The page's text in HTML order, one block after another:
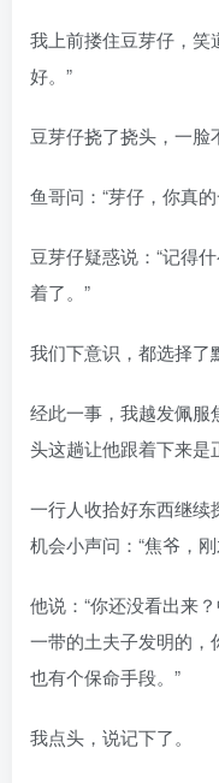
我上前搂住豆芽仔，笑
好。”
豆芽仔挠了挠头，一脸
鱼哥问：“芽仔，你真
豆芽仔疑惑说：“记得
着了。”
我们下意识，都选择了
经此一事，我越发佩服
头这趟让他跟着下来是
一行人收拾好东西继续
机会小声问：“焦爷，
他说：“你还没看出来
一带的土夫子发明的，
也有个保命手段。”
我点头，说记下了。